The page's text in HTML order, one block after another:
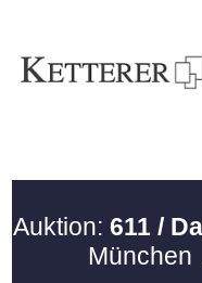
Auktion: 611 /
München